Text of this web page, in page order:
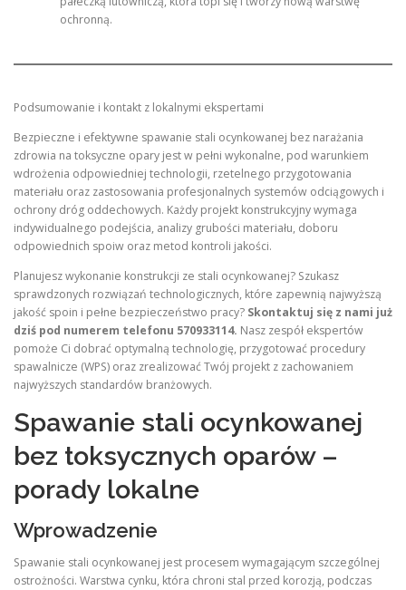
ochronną.
Podsumowanie i kontakt z lokalnymi ekspertami
Bezpieczne i efektywne spawanie stali ocynkowanej bez narażania
zdrowia na toksyczne opary jest w pełni wykonalne, pod warunkiem
wdrożenia odpowiedniej technologii, rzetelnego przygotowania
materiału oraz zastosowania profesjonalnych systemów odciągowych i
ochrony dróg oddechowych. Każdy projekt konstrukcyjny wymaga
indywidualnego podejścia, analizy grubości materiału, doboru
odpowiednich spoiw oraz metod kontroli jakości.
Planujesz wykonanie konstrukcji ze stali ocynkowanej? Szukasz
sprawdzonych rozwiązań technologicznych, które zapewnią najwyższą
jakość spoin i pełne bezpieczeństwo pracy? Skontaktuj się z nami już
dziś pod numerem telefonu 570933114. Nasz zespół ekspertów
pomoże Ci dobrać optymalną technologię, przygotować procedury
spawalnicze (WPS) oraz zrealizować Twój projekt z zachowaniem
najwyższych standardów branżowych.
Spawanie stali ocynkowanej
bez toksycznych oparów –
porady lokalne
Wprowadzenie
Spawanie stali ocynkowanej jest procesem wymagającym szczególnej
ostrożności. Warstwa cynku, która chroni stal przed korozją, podczas